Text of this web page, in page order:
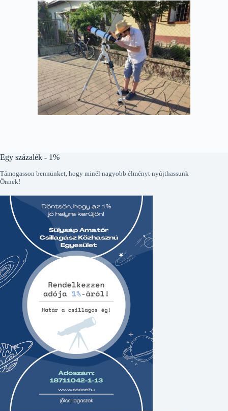
Egy százalék - 1%
Támogasson bennünket, hogy minél nagyobb élményt nyújthassunk
Önnek!